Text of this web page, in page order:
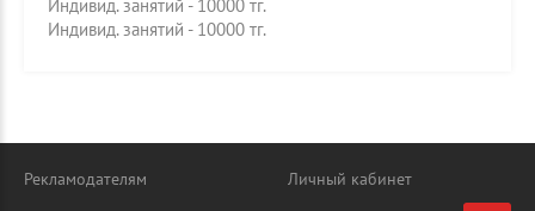
Индивид. занятий - 10000 тг.
Индивид. занятий - 10000 тг.
Рекламодателям Личный кабинет